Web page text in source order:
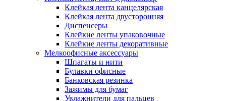
Клейкая лента канцелярская
Клейкая лента двусторонняя
Диспенсеры
Клейкие ленты упаковочные
Клейкие ленты декоративные
Мелкоофисные аксессуары
Шпагаты и нити
Булавки офисные
Банковская резинка
Зажимы для бумаг
Увлажнители для пальцев